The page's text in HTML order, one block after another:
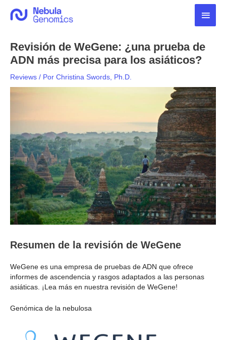
Revisión de WeGene: ¿una prueba de
ADN más precisa para los asiáticos?
Reviews / Por Christina Swords, Ph.D.
Resumen de la revisión de WeGene
WeGene es una empresa de pruebas de ADN que ofrece
informes de ascendencia y rasgos adaptados a las personas
asiáticas. ¡Lea más en nuestra revisión de WeGene!
Genómica de la nebulosa